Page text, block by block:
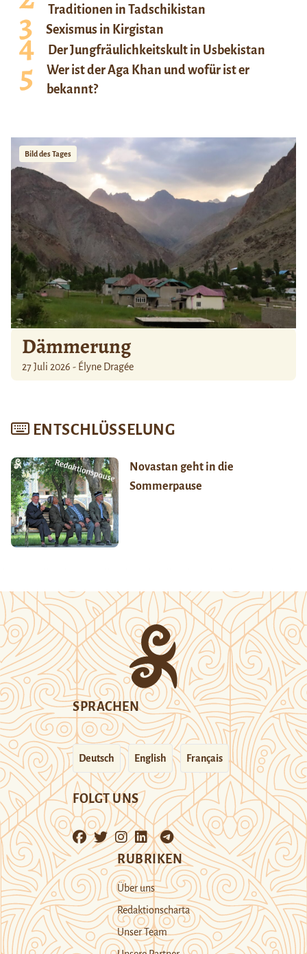
Traditionen in Tadschikistan
Sexismus in Kirgistan
Der Jungfräulichkeitskult in Usbekistan
Wer ist der Aga Khan und wofür ist er
bekannt?
Bild des Tages
Dämmerung
27 Juli 2026 - Élyne Dragée
ENTSCHLÜSSELUNG
Novastan geht in die
Sommerpause
SPRACHEN
Deutsch English Français
FOLGT UNS
RUBRIKEN
Über uns
Redaktionscharta
Unser Team